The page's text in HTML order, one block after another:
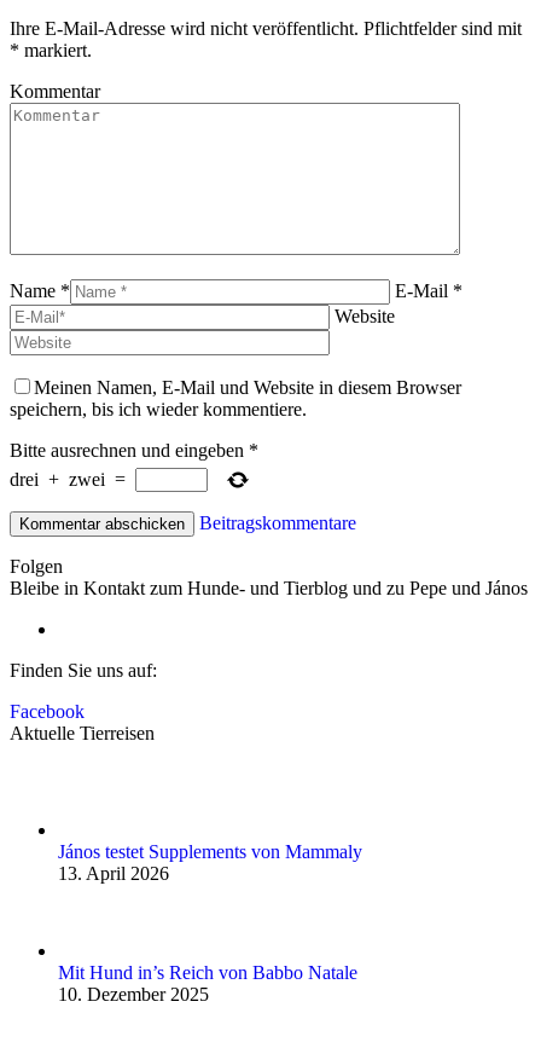
Ihre E-Mail-Adresse wird nicht veröffentlicht. Pflichtfelder sind mit
* markiert.
Kommentar
Name *
E-Mail *
Website
Meinen Namen, E-Mail und Website in diesem Browser
speichern, bis ich wieder kommentiere.
Bitte ausrechnen und eingeben *
drei + zwei =
Beitragskommentare
Folgen
Bleibe in Kontakt zum Hunde- und Tierblog und zu Pepe und János
Finden Sie uns auf:
Facebook
Aktuelle Tierreisen
János testet Supplements von Mammaly
13. April 2026
Mit Hund in’s Reich von Babbo Natale
10. Dezember 2025